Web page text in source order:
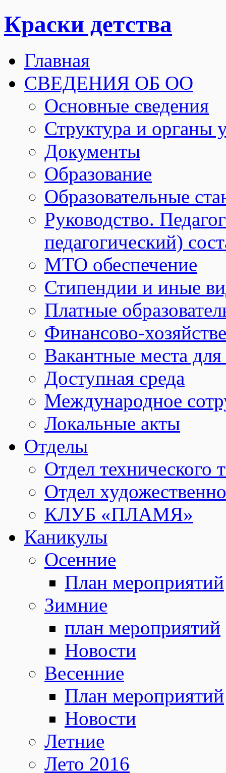
Краски детства
Главная
СВЕДЕНИЯ ОБ ОО
Основные сведения
Структура и органы
Документы
Образование
Образовательные
Руководство.
педагогический)
МТО обеспечение
Стипендии и иные
Платные
Финансово-
Вакантные места
Доступная среда
Международное
Локальные акты
Отделы
Отдел технического
Отдел
КЛУБ «ПЛАМЯ»
Каникулы
Осенние
План мероприятий
Зимние
план мероприятий
Новости
Весенние
План мероприятий
Новости
Летние
Лето 2016